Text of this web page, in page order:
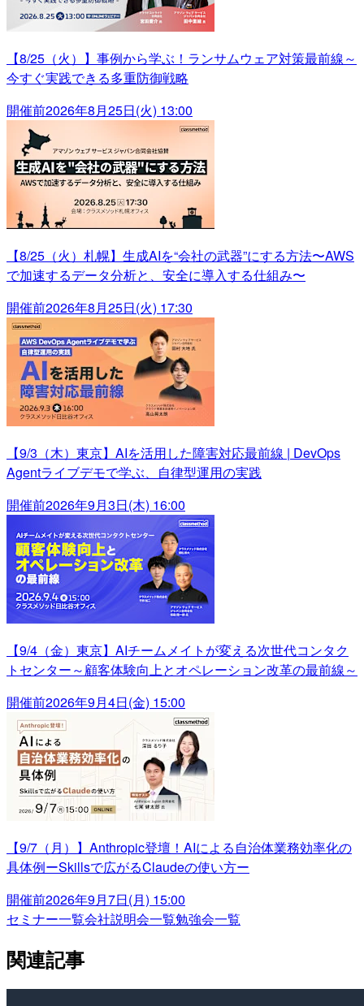
【8/25（火）】事例から学ぶ！ランサムウェア対策最前線～
今すぐ実践できる多重防御戦略
開催前2026年8月25日(火) 13:00
【8/25（火）札幌】生成AIを“会社の武器”にする方法〜AWS
で加速するデータ分析と、安全に導入する仕組み〜
開催前2026年8月25日(火) 17:30
【9/3（木）東京】AIを活用した障害対応最前線 | DevOps
Agentライブデモで学ぶ、自律型運用の実践
開催前2026年9月3日(木) 16:00
【9/4（金）東京】AIチームメイトが変える次世代コンタク
トセンター～顧客体験向上とオペレーション改革の最前線～
開催前2026年9月4日(金) 15:00
【9/7（月）】Anthropic登壇！AIによる自治体業務効率化の
具体例ーSkillsで広がるClaudeの使い方ー
開催前2026年9月7日(月) 15:00
セミナー一覧会社説明会一覧勉強会一覧
関連記事